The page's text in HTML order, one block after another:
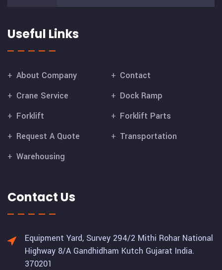
Useful Links
About Company
Contact
Crane Service
Dock Ramp
Forklift
Forklift Parts
Request A Quote
Transportation
Warehousing
Contact Us
Equipment Yard, Survey 294/2 Mithi Rohar National
Highway 8/A Gandhidham Kutch Gujarat India.
370201